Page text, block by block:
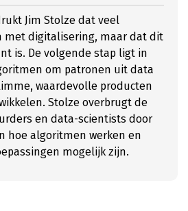
Jim Stolze dat veel
met digitalisering, maar dat dit
is. De volgende stap ligt in
om patronen uit data
waardevolle producten
Stolze overbrugt de
en data-scientists door
hoe algoritmen werken en
mogelijk zijn.